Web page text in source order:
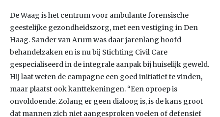
De Waag is het centrum voor ambulante forensische
geestelijke gezondheidszorg, met een vestiging in Den
Haag. Sander van Arum was daar jarenlang hoofd
behandelzaken en is nu bij Stichting Civil Care
gespecialiseerd in de integrale aanpak bij huiselijk geweld.
Hij laat weten de campagne een goed initiatief te vinden,
maar plaatst ook kanttekeningen. “Een oproep is
onvoldoende. Zolang er geen dialoog is, is de kans groot
dat mannen zich niet aangesproken voelen of defensief